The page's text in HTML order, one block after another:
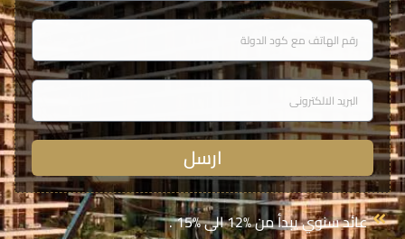
رقم
الهاتف
البريد
الالكترونى
ارسل
عائد سنوي يبدأ من %12 الى %15 .